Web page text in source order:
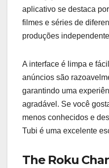
aplicativo se destaca
filmes e séries de
produções
A interface é limpa e
anúncios são
garantindo uma
agradável. Se você
menos conhecidos e
Tubi é uma excelente
The Roku